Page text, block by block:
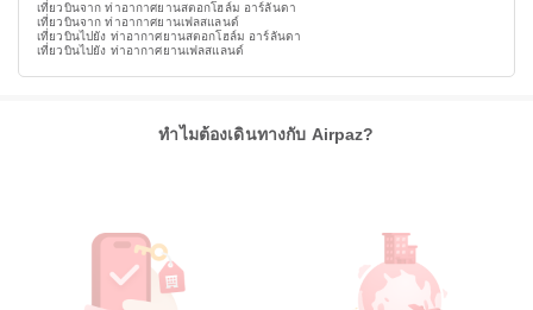
เที่ยวบินจาก ท่าอากาศยานสตอกโฮล์ม อาร์ลันดา
เที่ยวบินจาก ท่าอากาศยานเฟลสแลนด์
เที่ยวบินไปยัง ท่าอากาศยานสตอกโฮล์ม อาร์ลันดา
เที่ยวบินไปยัง ท่าอากาศยานเฟลสแลนด์
ทำไมต้องเดินทางกับ Airpaz?